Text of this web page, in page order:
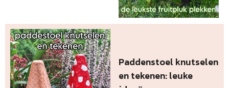
Paddenstoel knutselen
en tekenen: leuke